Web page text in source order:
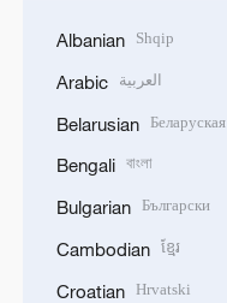
Albanian Shqip
Arabic العربية
Belarusian Беларуская
Bengali বাংলা
Bulgarian Български
Cambodian ខ្មែរ
Croatian Hrvatski